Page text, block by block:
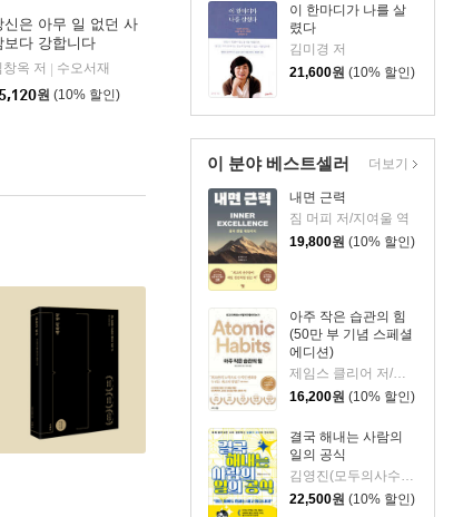
이 한마디가 나를 살
렸다
김미경 저
21,600원 (10% 할인)
이 분야 베스트셀러
내면 근력
짐 머피 저/지여울 역
19,800원 (10% 할인)
아주 작은 습관의 힘
(50만 부 기념 스페셜
에디션)
제임스 클리어 저/이한이 역
16,200원 (10% 할인)
결국 해내는 사람의
일의 공식
김영진(모두의사수) 저
22,500원 (10% 할인)
더보기
신은 아무 일 없던 사
보다 강합니다
창옥 저
수오서재
원 (10% 할인)